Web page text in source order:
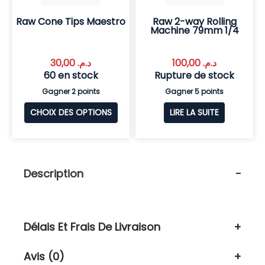
Raw Cone Tips Maestro
د.م.
60 en stock
Gagner 2 points
CHOIX DES OPTIONS
Raw 2-way Rolling
Machine 79mm 1/4
د.م.
Rupture de stock
Gagner 5 points
LIRE LA SUITE
Description
Délais Et Frais De Livraison
Avis (0)